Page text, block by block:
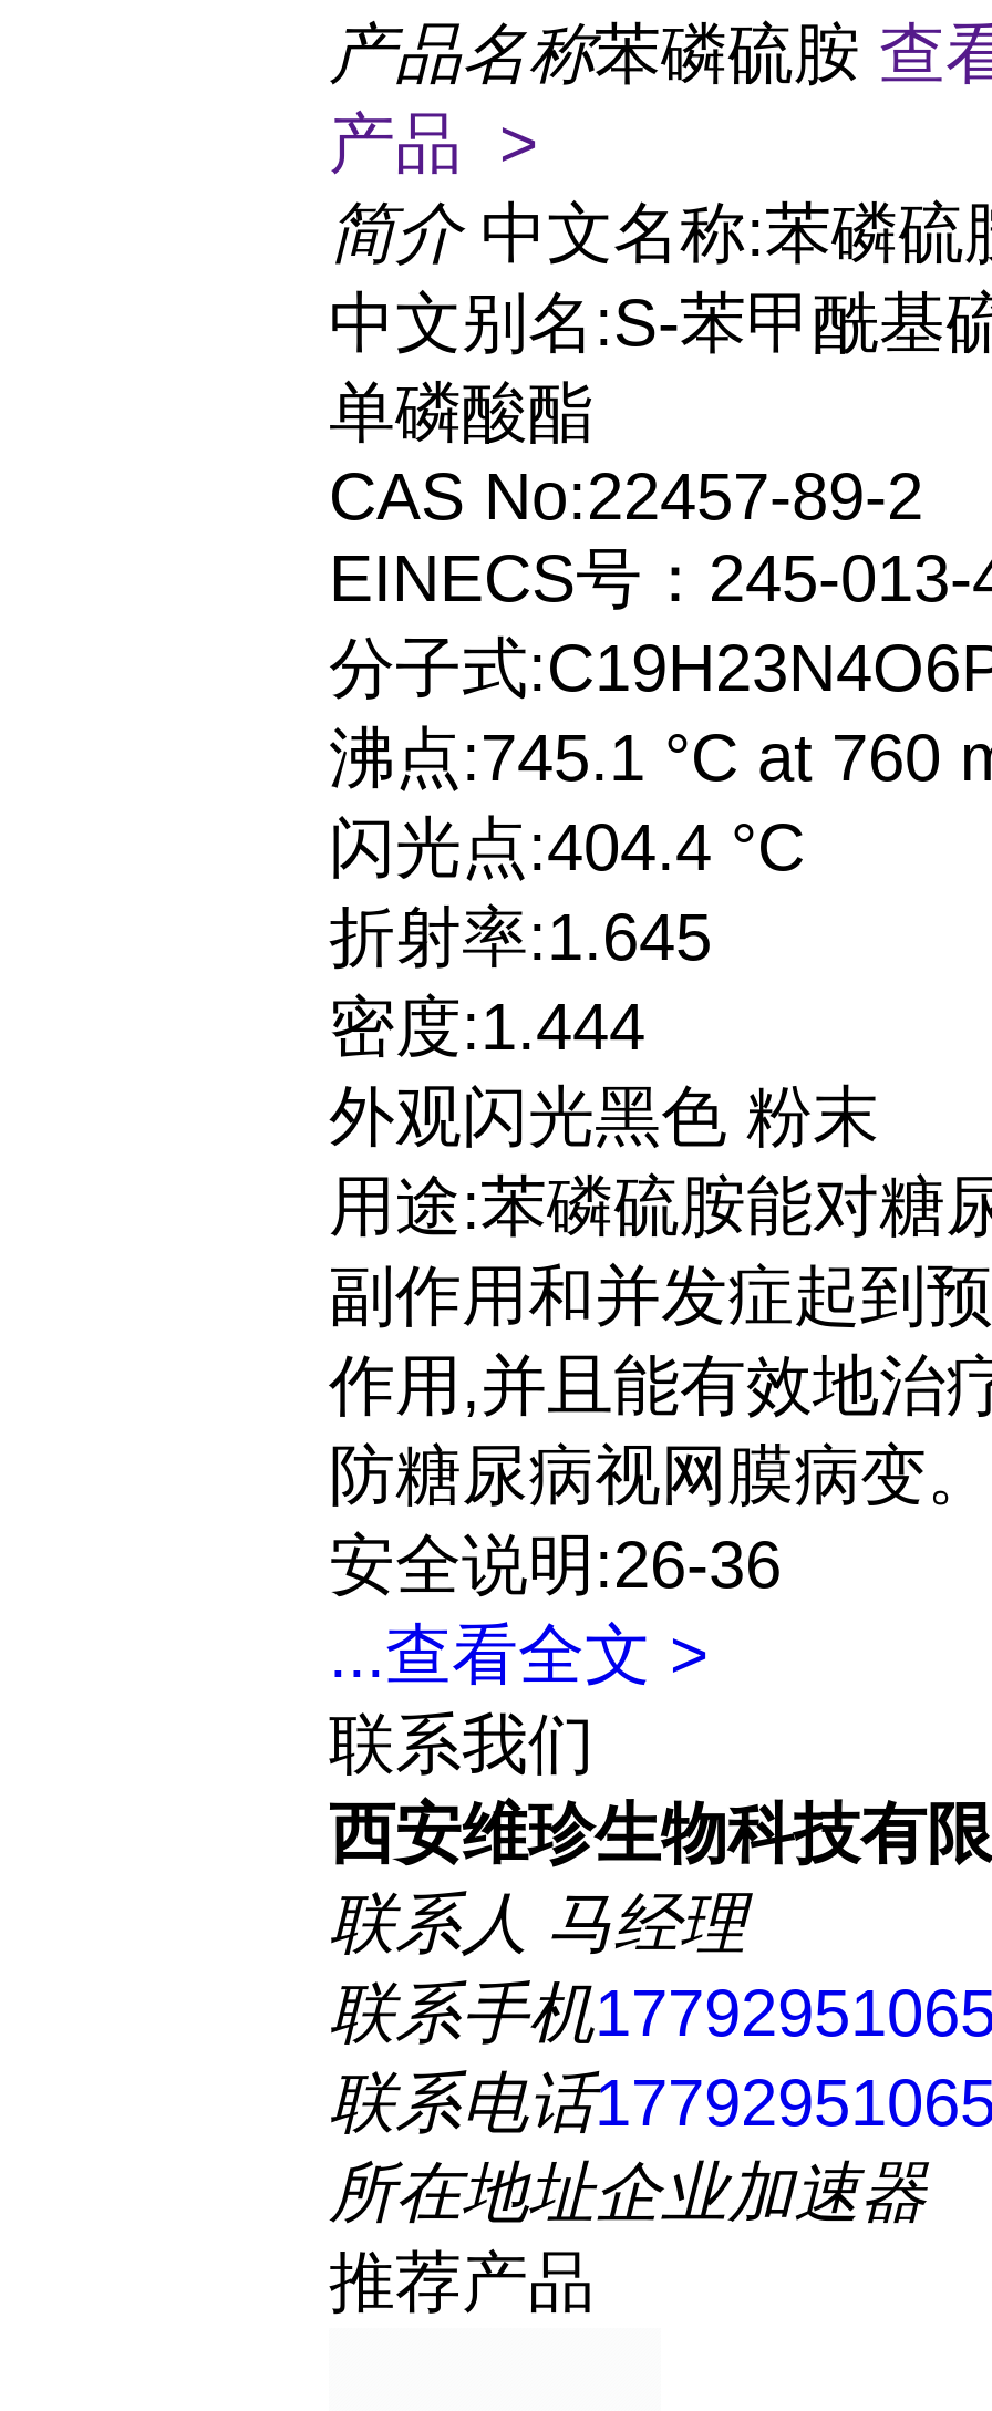
产品名称苯磷硫胺 查
产品 >
简介 中文名称:苯磷硫
中文别名:S-苯甲酰基
单磷酸酯
CAS No:22457-89-2
EINECS号：245-013-
分子式
沸点:745.1 °C at 760
闪光点:404.4 °C
折射率:1.645
密度:1.444
外观闪光黑色 粉末
用途:苯磷硫胺能对糖
副作用和并发症起到
作用,并且能有效地治
防糖尿病视网膜病变。
安全说明:26-36
...查看全文 >
联系我们
西安维珍生物科技有
联系人 马经理
联系手机
联系电话
所在地址企业加速器
推荐产品